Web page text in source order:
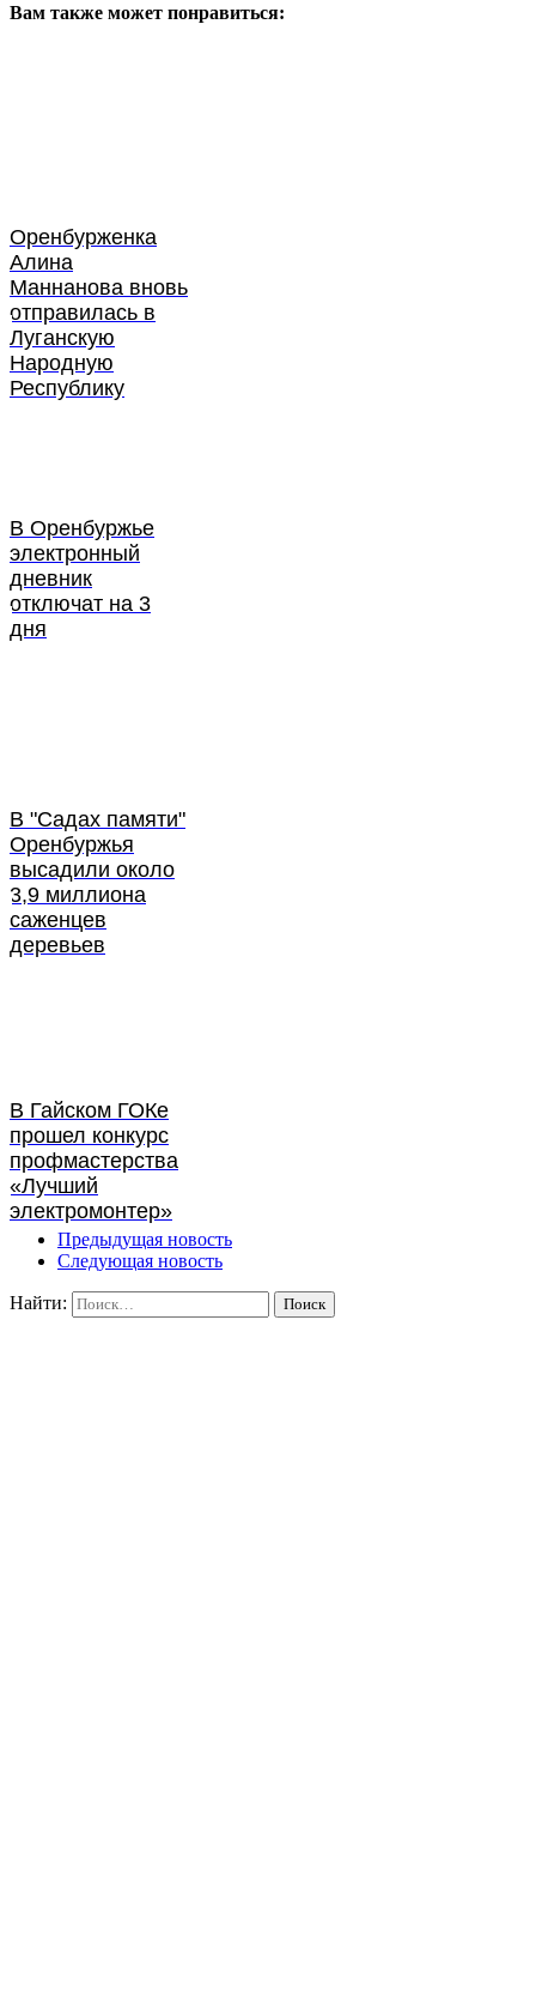
Вам также может понравиться:
Оренбурженка
Алина
Маннанова вновь
отправилась в
Луганскую
Народную
Республику
В Оренбуржье
электронный
дневник
отключат на 3
дня
В "Садах памяти"
Оренбуржья
высадили около
3,9 миллиона
саженцев
деревьев
В Гайском ГОКе
прошел конкурс
профмастерства
«Лучший
электромонтер»
Предыдущая новость
Следующая новость
Найти: